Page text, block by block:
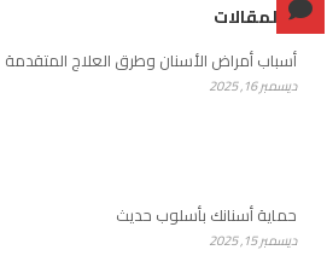
آخر المقالات
أسباب أمراض الأسنان وطرق العلاج المتقدمة
ديسمبر 16, 2025
حماية أسنانك بأسلوب حديث
ديسمبر 15, 2025